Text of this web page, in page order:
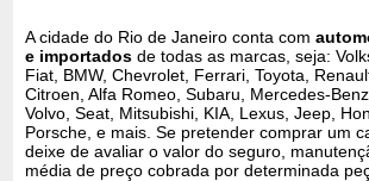
A cidade do Rio de Janeiro conta com
e importados de todas as marcas, seja:
Fiat, BMW, Chevrolet, Ferrari, Toyota,
Citroen, Alfa Romeo, Subaru, Mercedes-
Volvo, Seat, Mitsubishi, KIA, Lexus, Jeep,
Porsche, e mais. Se pretender comprar um
deixe de avaliar o valor do seguro,
média de preço cobrada por determinada